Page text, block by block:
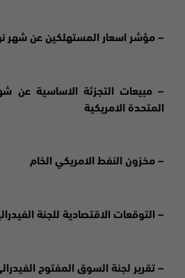
– مؤشر اسعار المستهلكين عن شهر
– مبيعات التجزئة الاساسية عن
المتحدة الامريكية
– مخزون النفط الامريكي الخام
– التوقعات الاقتصادية للجنة
– تقرير لجنة السوق المفتوح